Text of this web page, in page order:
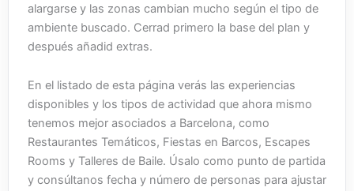
alargarse y las zonas cambian mucho según el tipo de
ambiente buscado. Cerrad primero la base del plan y
después añadid extras.
En el listado de esta página verás las experiencias
disponibles y los tipos de actividad que ahora mismo
tenemos mejor asociados a Barcelona, como
Restaurantes Temáticos, Fiestas en Barcos, Escapes
Rooms y Talleres de Baile. Úsalo como punto de partida
y consúltanos fecha y número de personas para ajustar